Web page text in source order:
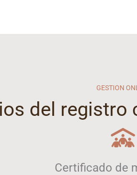
GESTION
del registro
Certificado de